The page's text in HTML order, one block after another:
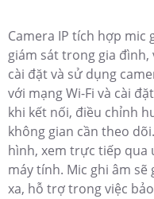
Camera IP tích hợp mic
giám sát trong gia
cài đặt và sử dụng
với mạng Wi-Fi và cài
khi kết nối, điều chỉnh
không gian cần theo
hình, xem trực tiếp qua
máy tính. Mic ghi âm
xa, hỗ trợ trong việc